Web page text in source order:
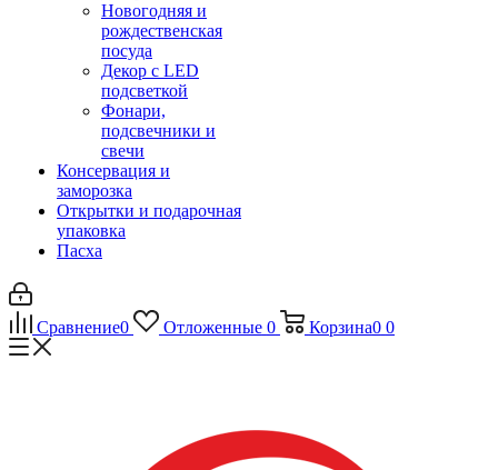
Новогодняя и
рождественская
посуда
Декор с LED
подсветкой
Фонари,
подсвечники и
свечи
Консервация и
заморозка
Открытки и подарочная
упаковка
Пасха
Сравнение0 Отложенные 0 Корзина0 0